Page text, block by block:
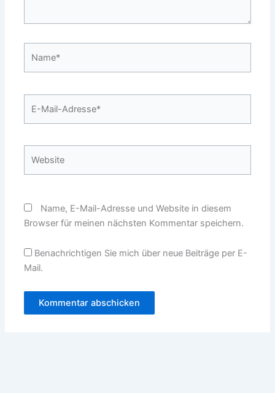
Mail-
Name, E-Mail-Adresse und Website in diesem
Browser für meinen nächsten Kommentar speichern.
Benachrichtigen Sie mich über neue Beiträge per E-
Mail.